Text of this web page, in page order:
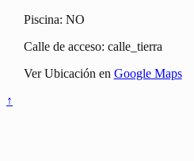
Piscina: NO
Calle de acceso: calle_tierra
Ver Ubicación en Google Maps
↑